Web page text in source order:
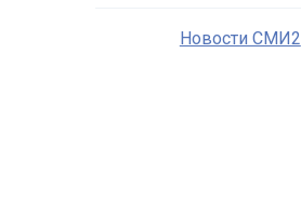
Новости СМИ2